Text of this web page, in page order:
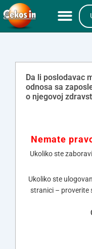
Da li poslodavac
odnosa sa
o njegovoj
Nemate
Ukoliko ste
Ukoliko ste
stranici – proverite